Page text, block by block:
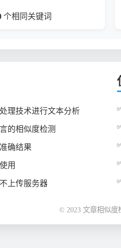
个相同关键词
理技术进行文本分析
的相似度检测
确结果
用
上传服务器
© 2023 文章相似度